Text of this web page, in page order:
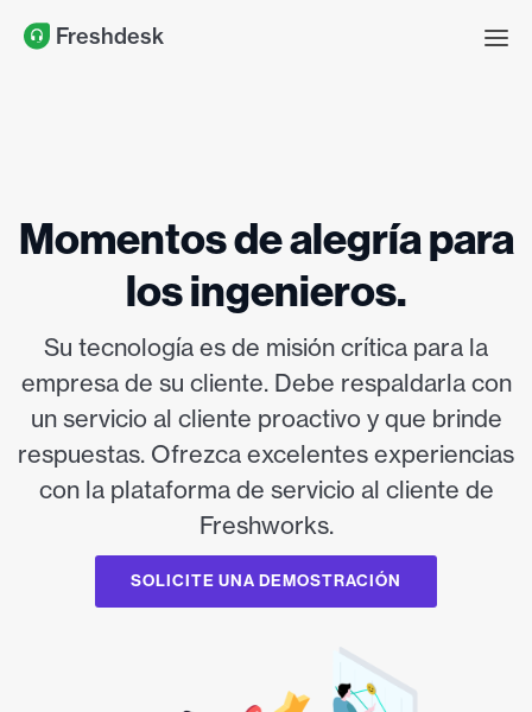
Freshdesk
Momentos de alegría para
los ingenieros.
Su tecnología es de misión crítica para la
empresa de su cliente. Debe respaldarla con
un servicio al cliente proactivo y que brinde
respuestas. Ofrezca excelentes experiencias
con la plataforma de servicio al cliente de
Freshworks.
SOLICITE UNA DEMOSTRACIÓN